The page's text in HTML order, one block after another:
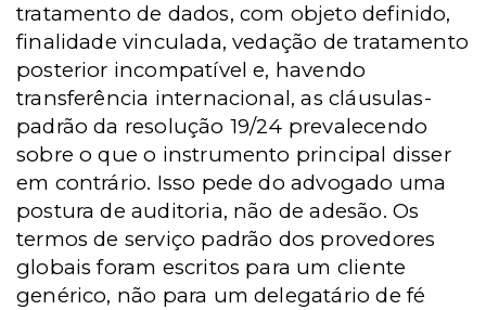
tratamento de dados, com objeto definido,
finalidade vinculada, vedação de tratamento
posterior incompatível e, havendo
transferência internacional, as cláusulas-
padrão da resolução 19/24 prevalecendo
sobre o que o instrumento principal disser
em contrário. Isso pede do advogado uma
postura de auditoria, não de adesão. Os
termos de serviço padrão dos provedores
globais foram escritos para um cliente
genérico, não para um delegatário de fé